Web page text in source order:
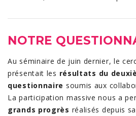
NOTRE
Au séminaire de juin dernier, le
présentait les résultats du
questionnaire soumis aux
La participation massive nous a
grands progrès réalisés depuis